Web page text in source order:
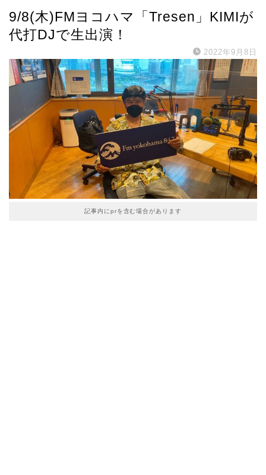
9/8(木)FMヨコハマ「Tresen」KIMIが
代打DJで生出演！
2022年9月8日
記事内にprを含む場合があります